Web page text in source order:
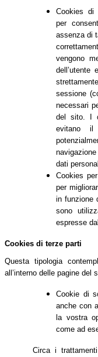
Cookies di
per
assenza di
vengono
sessione
necessari
del sito. I
evitano il
dati
Cookies
per
in funzione
sono
espresse
Cookies di terze parti
Questa tipologia
all’interno delle pagine del
Cookie di
anche con
la vostra
come ad
Circa i